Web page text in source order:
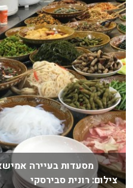
מסעדות בעיירה
צילום: רונית